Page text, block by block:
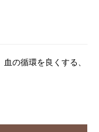
の循環を良くする、